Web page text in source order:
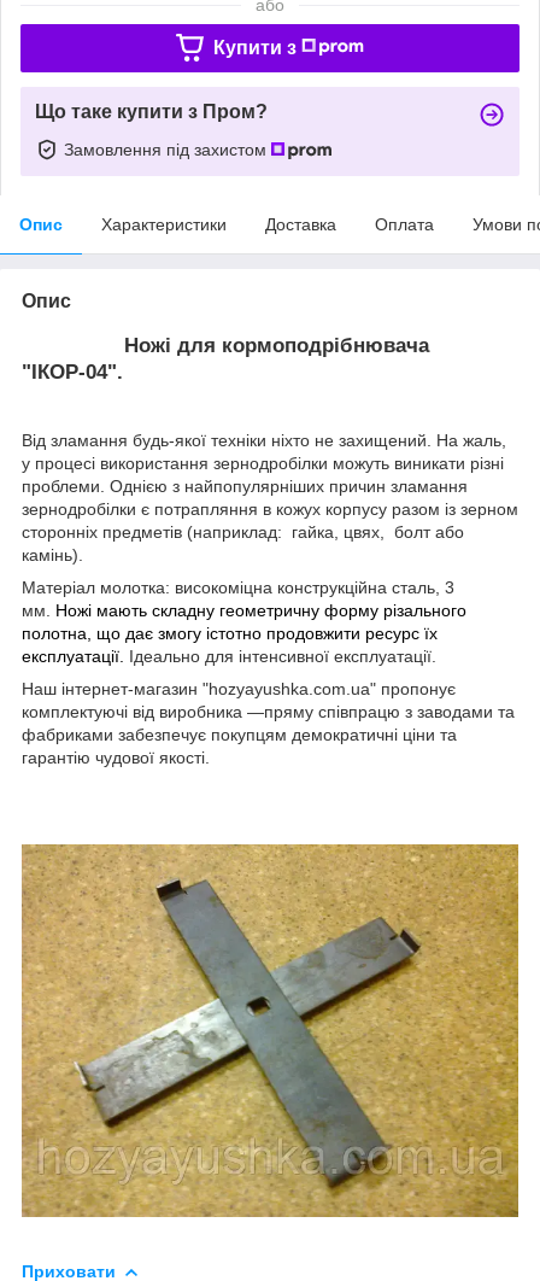
або
Купити з
Що таке купити з Пром?
Замовлення під захистом
Опис Характеристики Доставка Оплата Умови
Опис
Ножі для кормоподрібнювача
"ІКОР-04".
Від зламання будь-якої техніки ніхто не захищений. На жаль,
у процесі використання зернодробілки можуть виникати різні
проблеми. Однією з найпопулярніших причин зламання
зернодробілки є потрапляння в кожух корпусу разом із зерном
сторонніх предметів (наприклад: гайка, цвях, болт або
камінь).
Матеріал молотка: високоміцна конструкційна сталь, 3
мм. Ножі мають складну геометричну форму різального
полотна, що дає змогу істотно продовжити ресурс їх
експлуатації. Ідеально для інтенсивної експлуатації.
Наш інтернет-магазин "hozyayushka.com.ua" пропонує
комплектуючі від виробника —пряму співпрацю з заводами та
фабриками забезпечує покупцям демократичні ціни та
гарантію чудової якості.
Приховати